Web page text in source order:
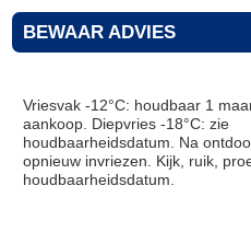
BEWAAR ADVIES
Vriesvak -12°C: houdbaar 1
aankoop. Diepvries -18°C: zie
houdbaarheidsdatum. Na
opnieuw invriezen. Kijk, ruik,
houdbaarheidsdatum.